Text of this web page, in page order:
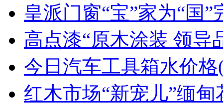
皇派门窗“宝”家为“国”
高点漆“原木涂装 领导
今日汽车工具箱水价格
红木市场“新宠儿”缅